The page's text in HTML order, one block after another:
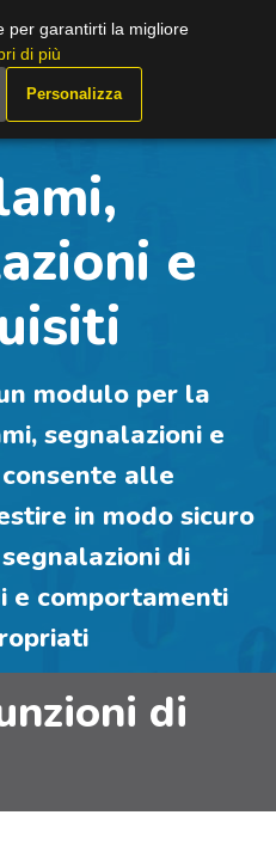
e
modulo per la
segnalazioni e
alle
in modo sicuro
di
comportamenti
di
per garantirti la migliore
di più
Personalizza